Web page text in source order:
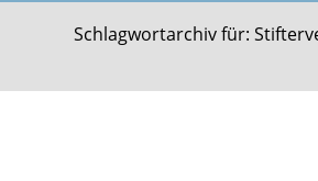
Schlagwortarchiv für: